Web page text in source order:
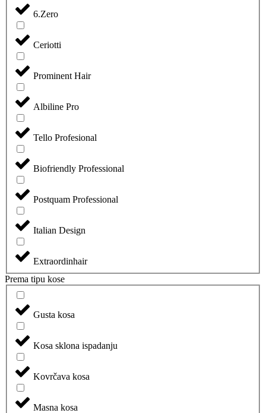
6.Zero
Ceriotti
Prominent Hair
Albiline Pro
Tello Profesional
Biofriendly Professional
Postquam Professional
Italian Design
Extraordinhair
Prema tipu kose
Gusta kosa
Kosa sklona ispadanju
Kovrčava kosa
Masna kosa